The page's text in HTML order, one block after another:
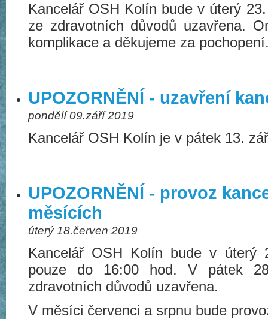
Kancelář OSH Kolín bude v úterý
ze zdravotních důvodů uzavřena.
komplikace a děkujeme za
UPOZORNĚNÍ - uzavření
pondělí 09.září 2019
Kancelář OSH Kolín je v pátek 13.
UPOZORNĚNÍ - provoz
měsících
úterý 18.červen 2019
Kancelář OSH Kolín bude v úterý
pouze do 16:00 hod. V pátek
zdravotních důvodů uzavřena.
V měsíci červenci a srpnu bude